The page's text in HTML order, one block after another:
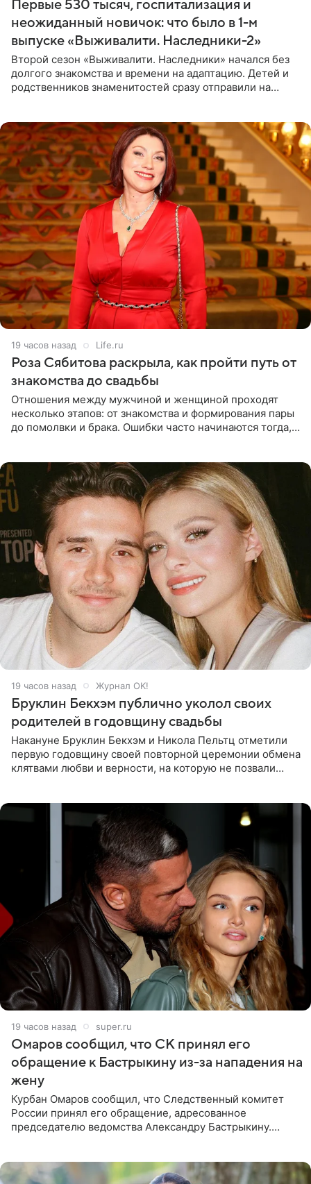
Первые 530 тысяч, госпитализация и
неожиданный новичок: что было в 1-м
выпуске «Выживалити. Наследники-2»
Второй сезон «Выживалити. Наследники» начался без
долгого знакомства и времени на адаптацию. Детей и
родственников знаменитостей сразу отправили на
19 часов назад Life.ru
Роза Сябитова раскрыла, как пройти путь от
знакомства до свадьбы
Отношения между мужчиной и женщиной проходят
несколько этапов: от знакомства и формирования пары
до помолвки и брака. Ошибки часто начинаются тогда,
19 часов назад Журнал OK!
Бруклин Бекхэм публично уколол своих
родителей в годовщину свадьбы
Накануне Бруклин Бекхэм и Никола Пельтц отметили
первую годовщину своей повторной церемонии обмена
клятвами любви и верности, на которую не позвали
19 часов назад super.ru
Омаров сообщил, что СК принял его
обращение к Бастрыкину из-за нападения на
жену
Курбан Омаров сообщил, что Следственный комитет
России принял его обращение, адресованное
председателю ведомства Александру Бастрыкину.